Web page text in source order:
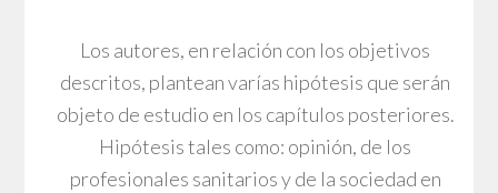
Los autores, en relación con los objetivos
descritos, plantean varías hipótesis que serán
objeto de estudio en los capítulos posteriores.
Hipótesis tales como: opinión, de los
profesionales sanitarios y de la sociedad en